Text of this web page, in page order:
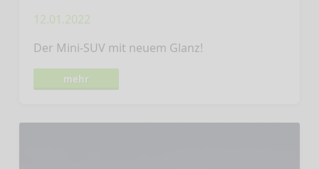
12.01.2022
Der Mini-SUV mit neuem Glanz!
mehr